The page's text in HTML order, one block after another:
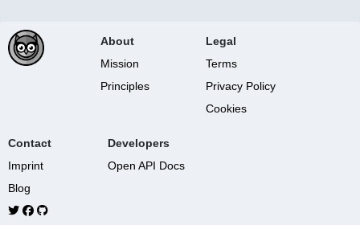
About
Mission
Principles
Legal
Terms
Privacy Policy
Cookies
Contact
Imprint
Blog
Developers
Open API Docs